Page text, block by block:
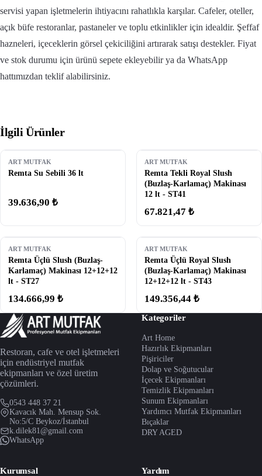
servisi yapan işletmelerin ihtiyacını rahatlıkla karşılar. Cafeler, oteller,
açık büfe restoranlar, pastaneler ve toplu etkinlikler için idealdir. Şeffaf
hazneleri, içeceklerin görsel çekiciliğini artırarak satışı destekler. Fiyat
ve stok durumu için ürünü sepete ekleyebilir ya da WhatsApp
hattımızdan teklif alabilirsiniz.
İlgili Ürünler
ART MUTFAK
Remta Su Sebili 36 lt
39.636,90 ₺
ART MUTFAK
Remta Tekli Royal Slush
(Buzlaş-Karlamaç) Makinası
12 lt - ST41
67.821,47 ₺
ART MUTFAK
Remta Üçlü Slush (Buzlaş-
Karlamaç) Makinası 12+12+12
lt - ST27
134.666,99 ₺
ART MUTFAK
Remta Üçlü Royal Slush
(Buzlaş-Karlamaç) Makinası
12+12+12 lt - ST43
149.356,44 ₺
Restoran, cafe ve otel işletmeleri
için endüstriyel mutfak
ekipmanları ve özel üretim
çözümleri.
0543 448 37 21
Kavacık Mah. Mensup Sok.
No:5/C Beykoz/İstanbul
k.dilek81@gmail.com
WhatsApp
Kategoriler
Art Home
Hazırlık Ekipmanları
Pişiriciler
Dolap ve Soğutucular
İçecek Ekipmanları
Temizlik Ekipmanları
Sunum Ekipmanları
Yardımcı Mutfak Ekipmanları
Bıçaklar
DRY AGED
Kurumsal Yardım